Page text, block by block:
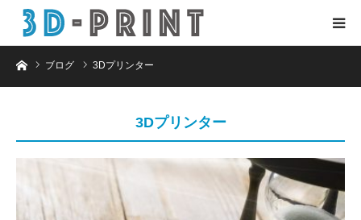
ホームブログ 3Dプリンター
3Dプリンター